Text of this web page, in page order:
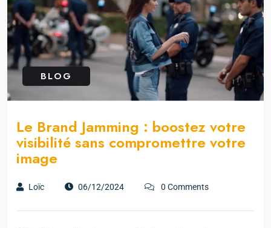
BLOG
Le Brand Jamming : boostez votre
visibilité sans compromettre votre
image
Loïc 06/12/2024 0 Comments